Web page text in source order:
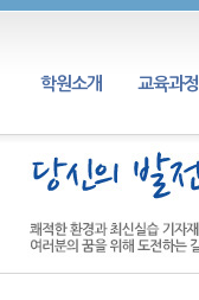
학원소개 교육과정